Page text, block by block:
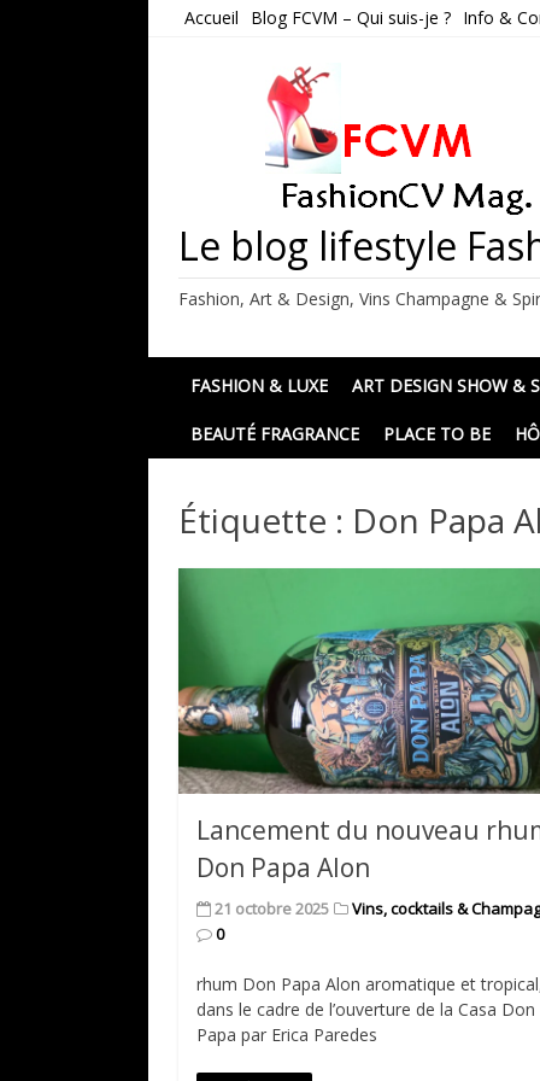
Accueil Blog FCVM – Qui suis-je ? Info &
Le blog lifestyle
Fashion, Art & Design, Vins Champagne &
FASHION & LUXE ART DESIGN SHOW &
BEAUTÉ FRAGRANCE PLACE TO BE
Étiquette : Don Papa
Lancement du nouveau
Don Papa Alon
21 octobre 2025
Vins, cocktails &
0
rhum Don Papa Alon aromatique et
dans le cadre de l’ouverture de la Casa Don
Papa par Erica Paredes